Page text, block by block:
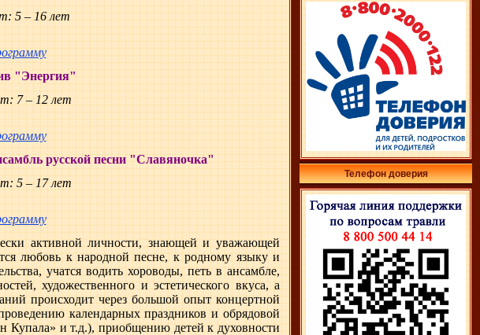
5 – 16 лет
"Энергия"
7 – 12 лет
русской песни "Славяночка"
5 – 17 лет
активной личности, знающей и уважающей
любовь к народной песне, к родному языку и
учатся водить хороводы, петь в ансамбле,
художественного и эстетического вкуса, а
происходит через большой опыт концертной
календарных праздников и обрядовой
Купала» и т.д.), приобщению детей к духовности
Телефон доверия